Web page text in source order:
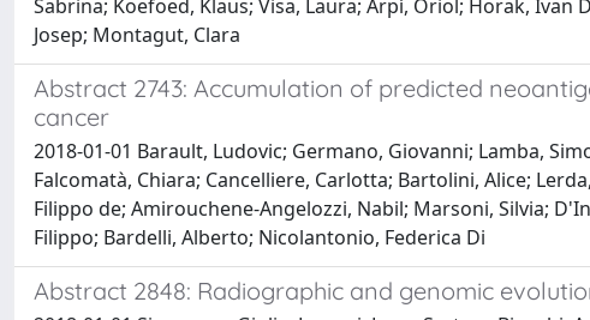
Sabrina; Koefoed, Klaus; Visa, Laura; Arpí, Oriol; Horak,
Josep; Montagut, Clara
Abstract 2743: Accumulation of predicted
cancer
2018-01-01 Barault, Ludovic; Germano, Giovanni; Lamba,
Falcomatà, Chiara; Cancelliere, Carlotta; Bartolini, Alice;
Filippo de; Amirouchene-Angelozzi, Nabil; Marsoni, Silvia;
Filippo; Bardelli, Alberto; Nicolantonio, Federica Di
Abstract 2848: Radiographic and genomic